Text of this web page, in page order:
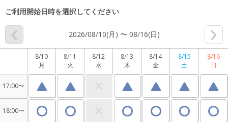
ご利用開始日時を選択してください
2026/08/10(月) 〜 08/16(日)
8/10
月
8/11
火
8/12
水
8/13
木
8/14
金
8/15
土
8/16
日
17:00〜
18:00〜